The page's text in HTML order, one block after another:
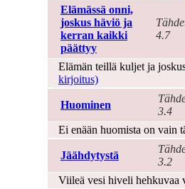
Elämässä onni,
joskus häviö ja
kerran kaikki
päättyy
4.7
Elämän teillä kuljet ja
kirjoitus)
Huominen
3.4
Ei enään huomista on vain
Jäähdytystä
3.2
Viileä vesi hiveli hehkuvaa